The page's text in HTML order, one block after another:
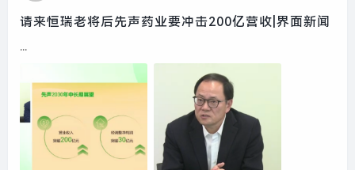
请来恒瑞老将后先声药业要冲击200亿营收|界面新闻
...